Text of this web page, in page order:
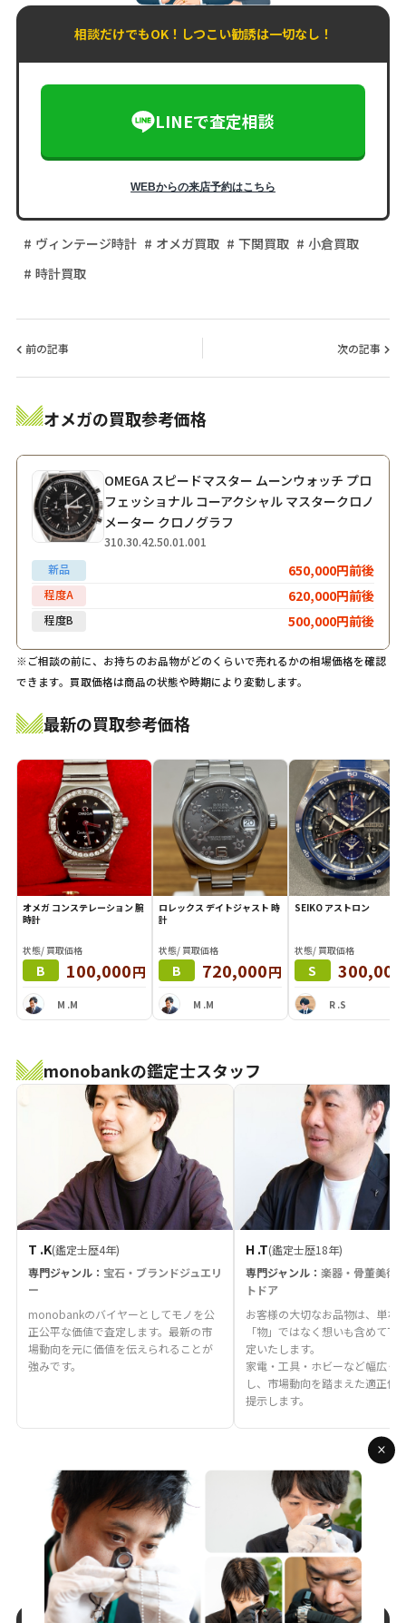
相談だけでもOK！しつこい勧誘は一切なし！
LINEで査定相談
WEBからの来店予約はこちら
ヴィンテージ時計 オメガ買取 下関買取
小倉買取
時計買取
前の記事 次の記事
オメガの買取参考価格
OMEGA スピードマスター ムーンウォッチ プロ
フェッショナル コーアクシャル マスタークロノ
メーター クロノグラフ
310.30.42.50.01.001
新品
650,000円前後
程度A 620,000円前後
程度B 500,000円前後
※ご相談の前に、お持ちのお品物がどのくらいで売れるかの相場価格を確認
できます。買取価格は商品の状態や時期により変動します。
最新の買取参考価格
オメガ コンステレーション 腕
時計
状態/ 買取価格
B 100,000円
M .M
ロレックス デイトジャスト 時
計
状態/ 買取価格
B 720,000円
M .M
SEIKO アストロン
状態/ 買取価格
S 300,000
R .S
monobankの鑑定士スタッフ
T .K(鑑定士歴4年)
専門ジャンル： 宝石・ブランドジュエリ
ー
monobankのバイヤーとしてモノを公
正公平な価値で査定します。最新の市
場動向を元に価値を伝えられることが
強みです。
H .T(鑑定士歴18年)
専門ジャンル： 楽器・骨董美術
トドア
お客様の大切なお品物は、単な
「物」ではなく想いも含めて丁
定いたします。
家電・工具・ホビーなど幅広く
し、市場動向を踏まえた適正価
提示します。